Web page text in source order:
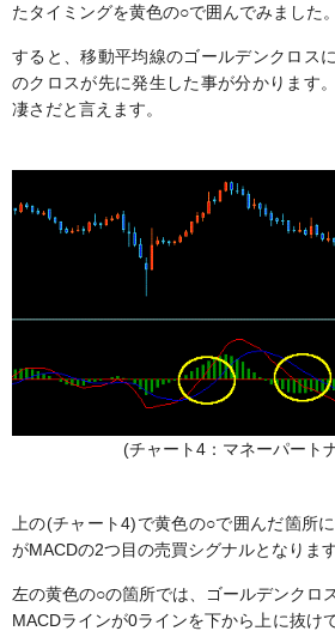
たタイミングを黄色の○で囲んでみました。
すると、移動平均線のゴールデンクロス
のクロスが先に発生した事が分かります
凄さだと言えます。
(チャート4：マネーパート
上の(チャート4)で黄色の○で囲んだ箇所
がMACDの2つ目の売買シグナルとなります
左の黄色の○の箇所では、ゴールデンクロ
MACDラインが0ラインを下から上に抜け